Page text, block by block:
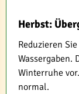
Herbst:
Reduzieren
Wassergaben.
Winterruhe
normal.